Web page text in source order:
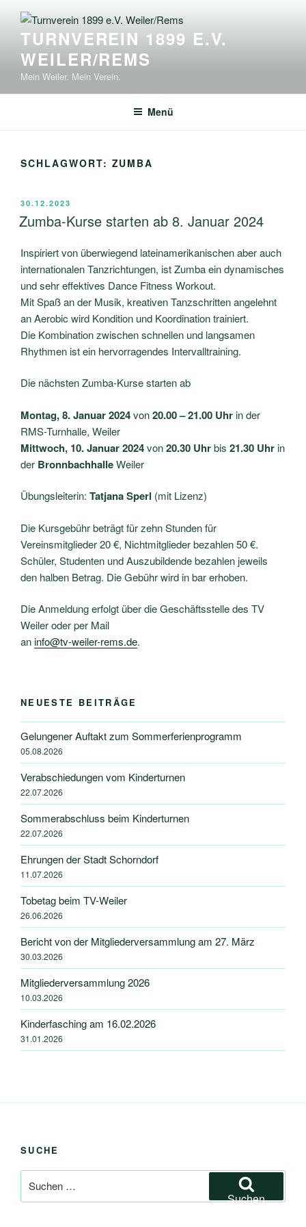
Inhalt
springenTURNVEREIN 1899 E.V.
WEILER/REMS
Mein Weiler. Mein Verein.
Menü
SCHLAGWORT: ZUMBA
VERÖFFENTLICHT
AM
30.12.2023
Zumba-Kurse starten ab 8. Januar 2024
Inspiriert von überwiegend lateinamerikanischen aber auch
internationalen Tanzrichtungen, ist Zumba ein dynamisches
und sehr effektives Dance Fitness Workout.
Mit Spaß an der Musik, kreativen Tanzschritten angelehnt
an Aerobic wird Kondition und Koordination trainiert.
Die Kombination zwischen schnellen und langsamen
Rhythmen ist ein hervorragendes Intervalltraining.
Die nächsten Zumba-Kurse starten ab
Montag, 8. Januar 2024von20.00 – 21.00 Uhrin der
RMS-Turnhalle, Weiler
Mittwoch, 10. Januar 2024von20.30 Uhrbis 21.30 Uhrin
der BronnbachhalleWeiler
Übungsleiterin: Tatjana Sperl (mit Lizenz)
Die Kursgebühr beträgt für zehn Stunden für
Vereinsmitglieder 20 €, Nichtmitglieder bezahlen 50 €.
Schüler, Studenten und Auszubildende bezahlen jeweils
den halben Betrag. Die Gebühr wird in bar erhoben.
Die Anmeldung erfolgt über die Geschäftsstelle des TV
Weiler oder per Mail
aninfo@tv-weiler-rems.de.
NEUESTE BEITRÄGE
Gelungener Auftakt zum Sommerferienprogramm
05.08.2026
Verabschiedungen vom Kinderturnen
22.07.2026
Sommerabschluss beim Kinderturnen
22.07.2026
Ehrungen der Stadt Schorndorf
11.07.2026
Tobetag beim TV-Weiler
26.06.2026
Bericht von der Mitgliederversammlung am 27. März
30.03.2026
Mitgliederversammlung 2026
10.03.2026
Kinderfasching am 16.02.2026
31.01.2026
SUCHE
nach:
Suchen